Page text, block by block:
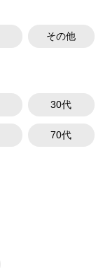
その他
30代
70代